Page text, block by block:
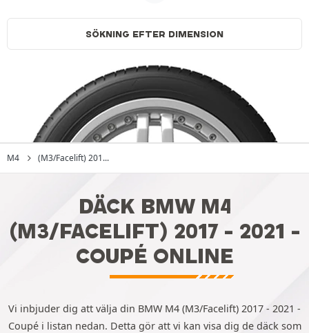
SÖKNING EFTER DIMENSION
M4 (M3/Facelift) 201...
DÄCK BMW M4
(M3/FACELIFT) 2017 - 2021 -
COUPÉ ONLINE
Vi inbjuder dig att välja din BMW M4 (M3/Facelift) 2017 - 2021 -
Coupé i listan nedan. Detta gör att vi kan visa dig de däck som